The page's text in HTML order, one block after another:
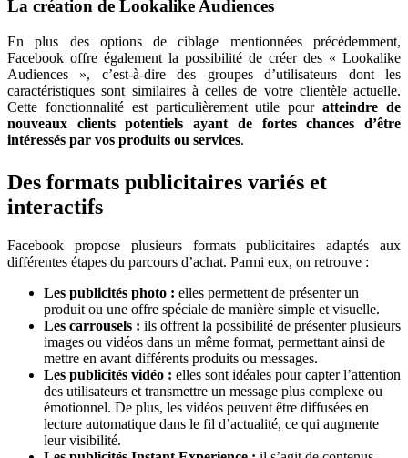
La création de Lookalike Audiences
En plus des options de ciblage mentionnées précédemment,
Facebook offre également la possibilité de créer des « Lookalike
Audiences », c’est-à-dire des groupes d’utilisateurs dont les
caractéristiques sont similaires à celles de votre clientèle actuelle.
Cette fonctionnalité est particulièrement utile pouratteindre de
nouveaux clients potentiels ayant de fortes chances d’être
intéressés par vos produits ou services.
Des formats publicitaires variés et
interactifs
Facebook propose plusieurs formats publicitaires adaptés aux
différentes étapes du parcours d’achat. Parmi eux, on retrouve :
Les publicités photo : elles permettent de présenter un
produit ou une offre spéciale de manière simple et visuelle.
Les carrousels : ils offrent la possibilité de présenter plusieurs
images ou vidéos dans un même format, permettant ainsi de
mettre en avant différents produits ou messages.
Les publicités vidéo : elles sont idéales pour capter l’attention
des utilisateurs et transmettre un message plus complexe ou
émotionnel. De plus, les vidéos peuvent être diffusées en
lecture automatique dans le fil d’actualité, ce qui augmente
leur visibilité.